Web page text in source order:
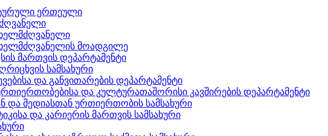
ერთეული
ხელმძღვანელის მოადგილე
მართვის დეპარტამენტი
სამსახური
და განვითარების დეპარტამენტი
და კულტურათაშორისი კავშირების დეპარტამენტი
და მედიასთან ურთიერთობის სამსახური
და კარიერის მართვის სამსახური